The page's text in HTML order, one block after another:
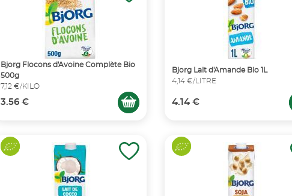
Bjorg Flocons d'Avoine Complète Bio
500g
7,12 €/KILO
3.56 €
Bjorg Lait d'Amande Bio 1L
4,14 €/LITRE
4.14 €